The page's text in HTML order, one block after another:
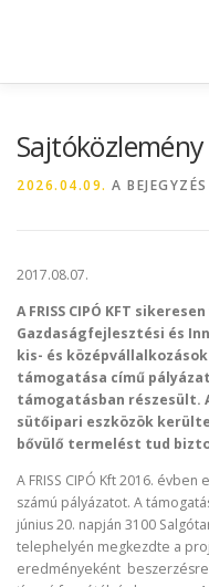
Sajtóközlemény
2026.04.09. A
2017.08.07.
A FRISS CIPÓ KFT
Gazdaságfejlesztési és
kis- és
támogatása című
támogatásban részesült.
sütőipari eszközök
bővülő termelést tud
A FRISS CIPÓ Kft 2016.
számú pályázatot. A
június 20. napján 3100
telephelyén megkezdte a
eredményeként beszerzésre